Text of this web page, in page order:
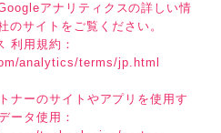
アナリティクスの詳しい情
のサイトをご覧ください。
利用規約：
analytics/terms/jp.html
ナーのサイトやアプリを使用す
ータ使用：